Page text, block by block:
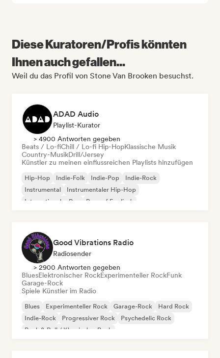
Diese Kuratoren/Profis könnten
Ihnen auch gefallen...
Weil du das Profil von Stone Van Brooken besuchst.
ADAD Audio
Playlist-Kurator
> 4900 Antworten gegeben
Beats / Lo-fiChill / Lo-fi Hip-HopKlassische Musik
Country-MusikDrill/Jersey
Künstler zu meinen einflussreichen Playlists hinzufügen
Hip-Hop Indie-Folk Indie-Pop
Indie-Rock
Instrumental
Instrumentaler Hip-Hop
Internationaler Rap
Rap auf Englisch
Good Vibrations Radio
Radiosender
> 2900 Antworten gegeben
BluesElektronischer RockExperimenteller RockFunk
Garage-Rock
Spiele Künstler im Radio
Blues Experimenteller Rock Garage-Rock
Hard Rock
Indie-Rock
Progressiver Rock
Psychedelic Rock
Rock & Roll / Klassischer Rock